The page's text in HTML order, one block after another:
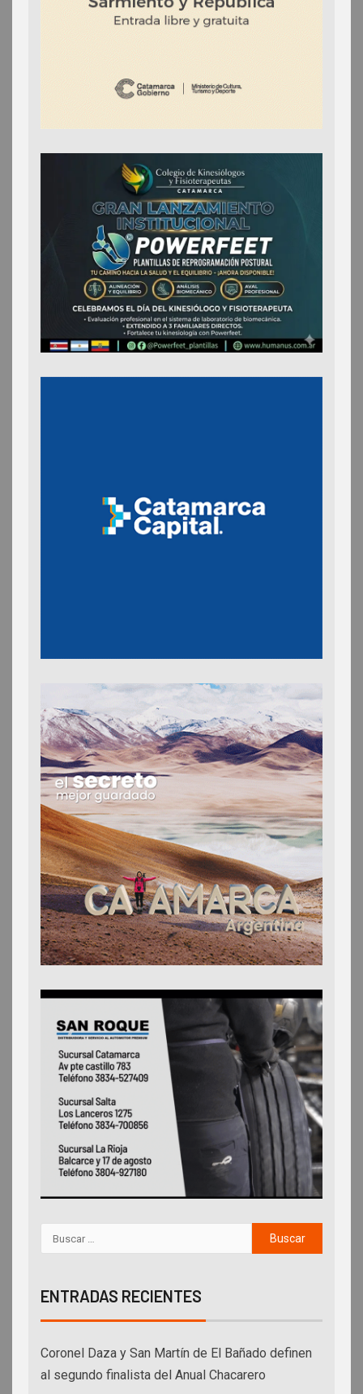
ENTRADAS RECIENTES
Coronel Daza y San Martín de El Bañado definen
al segundo finalista del Anual Chacarero